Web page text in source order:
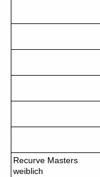
Recurve Masters
weiblich